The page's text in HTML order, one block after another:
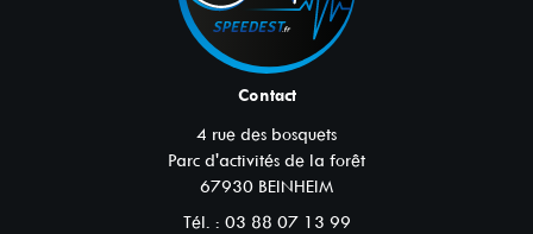
Contact
4 rue des bosquets
Parc d'activités de la forêt
67930 BEINHEIM
Tél. : 03 88 07 13 99